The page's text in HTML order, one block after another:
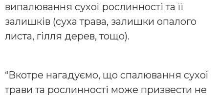
випалювання сухої рослинності та її
залишків (суха трава, залишки опалого
листа, гілля дерев, тощо).
“Вкотре нагадуємо, що спалювання сухої
трави та рослинності може призвести не